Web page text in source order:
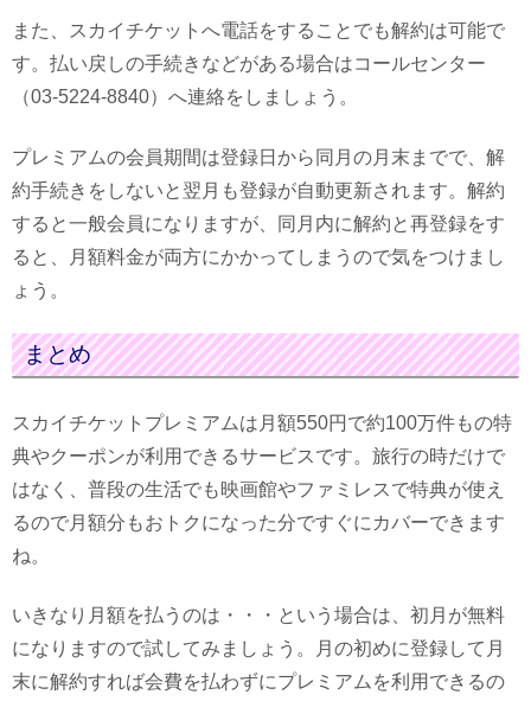
また、スカイチケットへ電話をすることでも解約は可能で
す。払い戻しの手続きなどがある場合はコールセンター
（03-5224-8840）へ連絡をしましょう。
プレミアムの会員期間は登録日から同月の月末までで、解
約手続きをしないと翌月も登録が自動更新されます。解約
すると一般会員になりますが、同月内に解約と再登録をす
ると、月額料金が両方にかかってしまうので気をつけまし
ょう。
まとめ
スカイチケットプレミアムは月額550円で約100万件もの特
典やクーポンが利用できるサービスです。旅行の時だけで
はなく、普段の生活でも映画館やファミレスで特典が使え
るので月額分もおトクになった分ですぐにカバーできます
ね。
いきなり月額を払うのは・・・という場合は、初月が無料
になりますので試してみましょう。月の初めに登録して月
末に解約すれば会費を払わずにプレミアムを利用できるの